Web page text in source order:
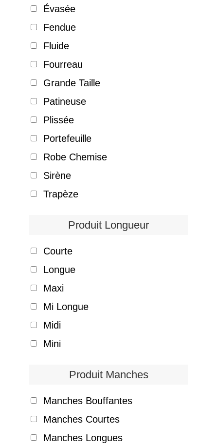
Évasée
Fendue
Fluide
Fourreau
Grande Taille
Patineuse
Plissée
Portefeuille
Robe Chemise
Sirène
Trapèze
Produit Longueur
Courte
Longue
Maxi
Mi Longue
Midi
Mini
Produit Manches
Manches Bouffantes
Manches Courtes
Manches Longues